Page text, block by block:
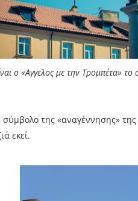
ο «Αγγελος με την Τρομπέτα»
σύμβολο της «αναγέννησης»
εκεί.